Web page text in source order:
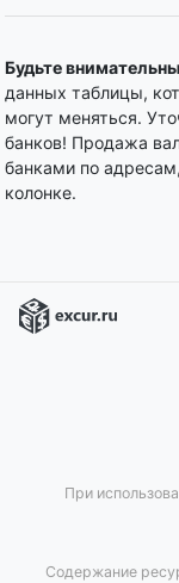
Будьте
данных таблицы,
могут меняться.
банков! Продажа
банками по
колонке.
При
Содержание